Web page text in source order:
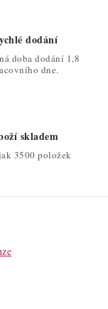
dodání
doba dodání 1,8
dne.
skladem
3500 položek